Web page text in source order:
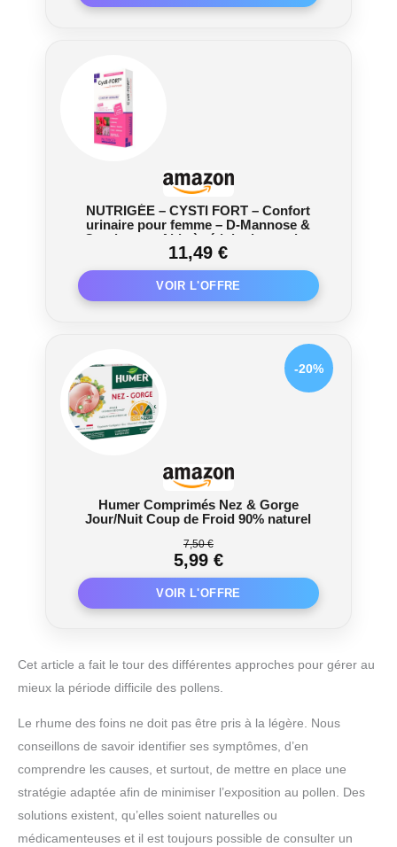
NUTRIGÉE – CYSTI FORT – Confort
urinaire pour femme – D-Mannose &
Cranberry – Aide à réduire les envies
fréquentes – Soutien de l'immunité – 7
sachets – Cure de 7 jours
11,49 €
Humer Comprimés Nez & Gorge
Jour/Nuit Coup de Froid 90% naturel
7,50 €
5,99 €
-20%
Cet article a fait le tour des différentes approches pour gérer au
mieux la période difficile des pollens.
Le rhume des foins ne doit pas être pris à la légère. Nous
conseillons de savoir identifier ses symptômes, d’en
comprendre les causes, et surtout, de mettre en place une
stratégie adaptée afin de minimiser l’exposition au pollen. Des
solutions existent, qu’elles soient naturelles ou
médicamenteuses et il est toujours possible de consulter un